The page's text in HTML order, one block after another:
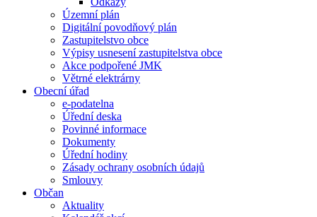
Územní plán
Digitální povodňový plán
Zastupitelstvo obce
Výpisy usnesení zastupitelstva obce
Akce podpořené JMK
Větrné elektrárny
Obecní úřad
e-podatelna
Úřední deska
Povinné informace
Dokumenty
Úřední hodiny
Zásady ochrany osobních údajů
Smlouvy
Občan
Aktuality